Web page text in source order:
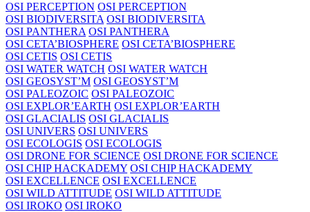
OSI PERCEPTION OSI PERCEPTION
OSI BIODIVERSITA OSI BIODIVERSITA
OSI PANTHERA OSI PANTHERA
OSI CETA’BIOSPHERE OSI CETA’BIOSPHERE
OSI CETIS OSI CETIS
OSI WATER WATCH OSI WATER WATCH
OSI GEOSYST’M OSI GEOSYST’M
OSI PALEOZOIC OSI PALEOZOIC
OSI EXPLOR’EARTH OSI EXPLOR’EARTH
OSI GLACIALIS OSI GLACIALIS
OSI UNIVERS OSI UNIVERS
OSI ECOLOGIS OSI ECOLOGIS
OSI DRONE FOR SCIENCE OSI DRONE FOR SCIENCE
OSI CHIP HACKADEMY OSI CHIP HACKADEMY
OSI EXCELLENCE OSI EXCELLENCE
OSI WILD ATTITUDE OSI WILD ATTITUDE
OSI IROKO OSI IROKO